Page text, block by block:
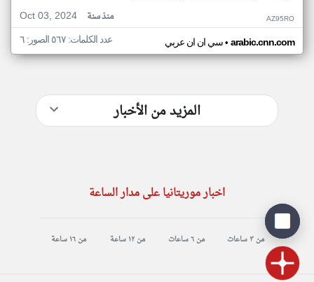
Oct 03, 2024
منذ سنة AZ95RO
سي ان ان عربي• arabic.cnn.com عدد الكلمات: ٥٦٧ الصور: ٦
المزيد من الأخبار
اخبار موريتانيا على مدار الساعة
من ٣ ساعات من ٦ ساعات من ١٢ ساعة من ١٦ ساعة